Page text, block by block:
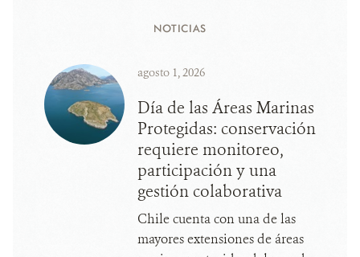
NOTICIAS
agosto 1, 2026
Día de las Áreas Marinas
Protegidas: conservación
requiere monitoreo,
participación y una
gestión colaborativa
Chile cuenta con una de las
mayores extensiones de áreas